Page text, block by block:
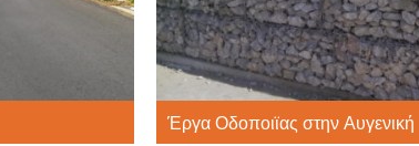
Έργα Οδοποιϊας στην Αυγενική